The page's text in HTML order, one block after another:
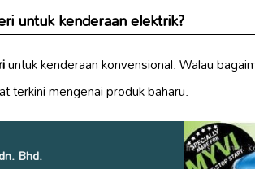
untuk kenderaan elektrik?
untuk kenderaan konvensional. Walau
terkini mengenai produk baharu.
Bhd.